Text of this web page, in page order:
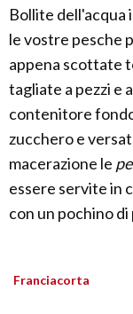
Bollite dell'acqua
le vostre pesche
appena scottate
tagliate a pezzi e
contenitore
zucchero e
macerazione le
essere servite in
con un pochino
Franciacorta